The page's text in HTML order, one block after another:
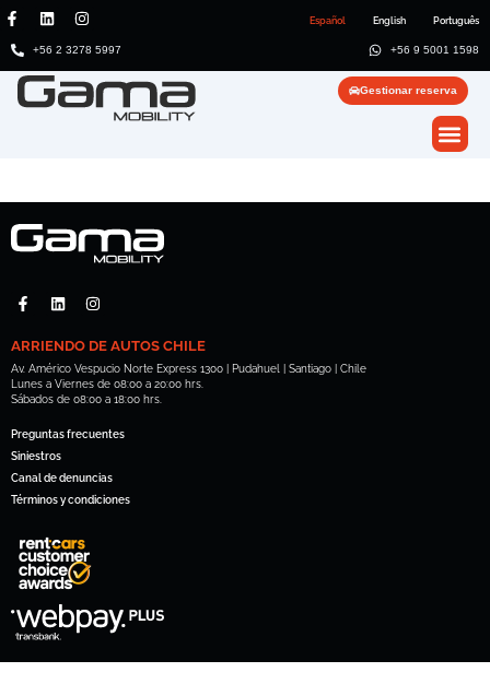
Español English Português
+56 2 3278 5997 +56 9 5001 1598
Gestionar reserva
ARRIENDO DE AUTOS CHILE
Av. Américo Vespucio Norte Express 1300 | Pudahuel | Santiago | Chile
Lunes a Viernes de 08:00 a 20:00 hrs.
Sábados de 08:00 a 18:00 hrs.
Preguntas frecuentes
Siniestros
Canal de denuncias
Términos y condiciones